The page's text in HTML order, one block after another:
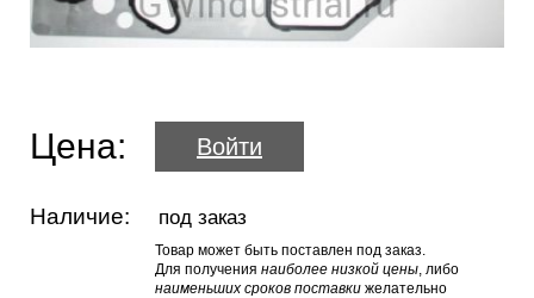
Цена: Войти
Наличие: под заказ
Товар может быть поставлен под заказ.
Для получения наиболее низкой цены, либо
наименьших сроков поставки желательно